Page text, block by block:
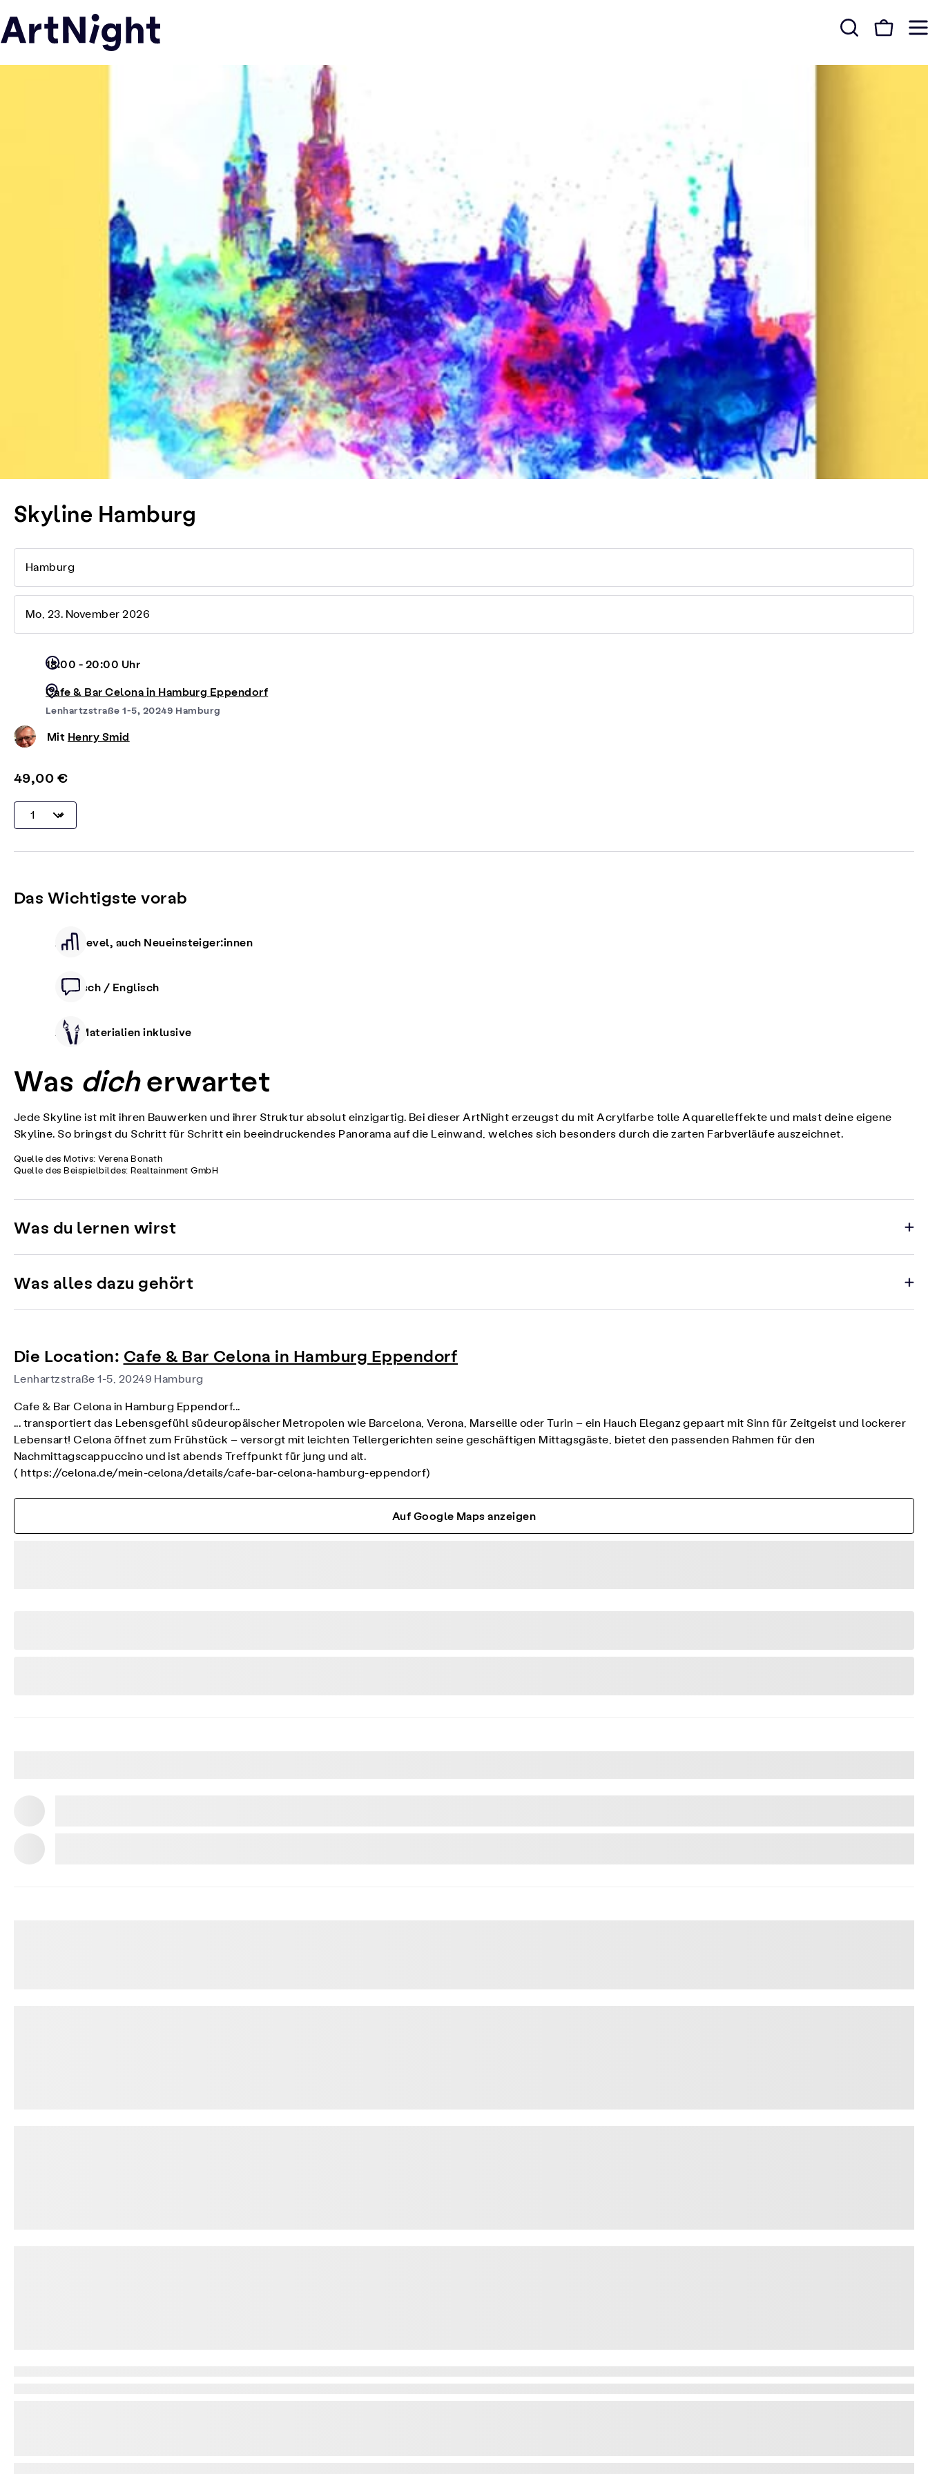
Skyline Hamburg
Hamburg
Mo, 23. November 2026
18:00 - 20:00 Uhr
Cafe & Bar Celona in Hamburg Eppendorf
Lenhartzstraße 1-5, 20249 Hamburg
Mit Henry Smid
49,00 €
Das Wichtigste vorab
Alle Level, auch Neueinsteiger:innen
Deutsch / Englisch
Alle Materialien inklusive
Was dicherwartet
Jede Skyline ist mit ihren Bauwerken und ihrer Struktur absolut einzigartig. Bei dieser ArtNight erzeugst du mit Acrylfarbe tolle Aquarelleffekte und malst deine eigene
Skyline. So bringst du Schritt für Schritt ein beeindruckendes Panorama auf die Leinwand, welches sich besonders durch die zarten Farbverläufe auszeichnet.
Quelle des Motivs: Verena Bonath
Quelle des Beispielbildes: Realtainment GmbH
Was du lernen wirst
Was alles dazu gehört
Die Location: Cafe & Bar Celona in Hamburg Eppendorf
Lenhartzstraße 1-5, 20249 Hamburg
Cafe & Bar Celona in Hamburg Eppendorf...
... transportiert das Lebensgefühl südeuropäischer Metropolen wie Barcelona, Verona, Marseille oder Turin – ein Hauch Eleganz gepaart mit Sinn für Zeitgeist und lockerer
Lebensart! Celona öffnet zum Frühstück – versorgt mit leichten Tellergerichten seine geschäftigen Mittagsgäste, bietet den passenden Rahmen für den
Nachmittagscappuccino und ist abends Treffpunkt für jung und alt.
( https://celona.de/mein-celona/details/cafe-bar-celona-hamburg-eppendorf)
Auf Google Maps anzeigen